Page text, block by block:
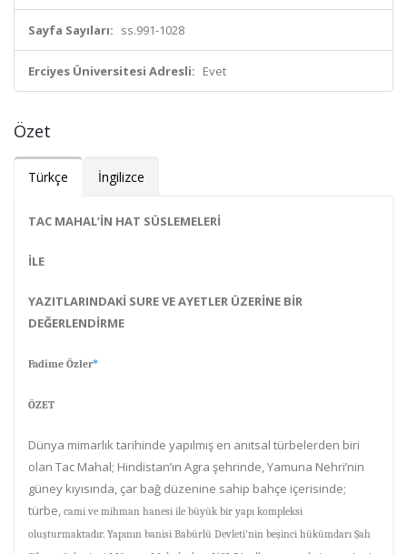
Sayfa Sayıları: ss.991-1028
Erciyes Üniversitesi Adresli: Evet
Özet
Türkçe İngilizce
TAC MAHAL’İN HAT SÜSLEMELERİ
İLE
YAZITLARINDAKİ SURE VE AYETLER ÜZERİNE BİR
DEĞERLENDİRME
Fadime Özler*
ÖZET
Dünya mimarlık tarihinde yapılmış en anıtsal türbelerden biri
olan Tac Mahal; Hindistan’ın Agra şehrinde, Yamuna Nehri’nin
güney kıyısında, çar bağ düzenine sahip bahçe içerisinde;
türbe, cami ve mihman hanesi ile büyük bir yapı kompleksi
oluşturmaktadır. Yapının banisi Babürlü Devleti’nin beşinci hükümdarı Şah